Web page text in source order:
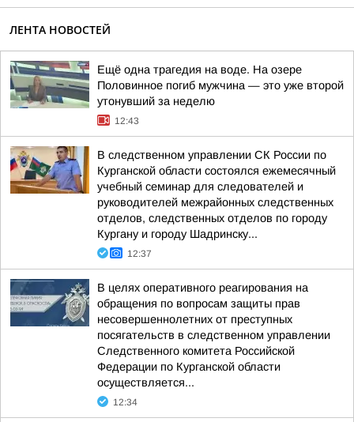
ЛЕНТА НОВОСТЕЙ
Ещё одна трагедия на воде. На озере
Половинное погиб мужчина — это уже второй
утонувший за неделю
12:43
В следственном управлении СК России по
Курганской области состоялся ежемесячный
учебный семинар для следователей и
руководителей межрайонных следственных
отделов, следственных отделов по городу
Кургану и городу Шадринску...
12:37
В целях оперативного реагирования на
обращения по вопросам защиты прав
несовершеннолетних от преступных
посягательств в следственном управлении
Следственного комитета Российской
Федерации по Курганской области
осуществляется...
12:34